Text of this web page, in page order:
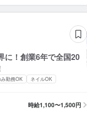
に！創業6年で全国20
勤務OK
ネイルOK
時給1,100〜1,500円